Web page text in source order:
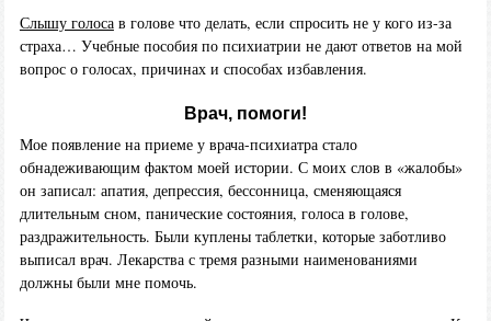
Слышу голосав голове что делать, если спросить не у кого из-за
страха… Учебные пособия по психиатрии не дают ответов на мой
вопрос о голосах, причинах и способах избавления.
Врач, помоги!
Мое появление на приеме у врача-психиатра стало
обнадеживающим фактом моей истории. С моих слов в «жалобы»
он записал: апатия, депрессия, бессонница, сменяющаяся
длительным сном, панические состояния, голоса в голове,
раздражительность. Были куплены таблетки, которые заботливо
выписал врач. Лекарства с тремя разными наименованиями
должны были мне помочь.